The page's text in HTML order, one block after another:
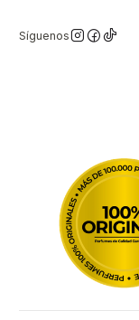
Síguenos